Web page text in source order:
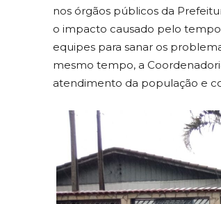
nos órgãos públicos da
o impacto causado pelo
equipes para sanar os
mesmo tempo, a
atendimento da população e